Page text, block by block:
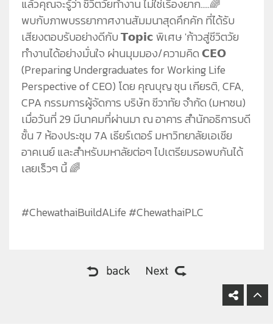
แล้วคุณจะรู้ว่า ชีวิตวัยทำงาน ไม่ใช่เรื่องยาก.....🌈
พบกับภาพบรรยากาศงานสัมมนาสุดคึกคัก ที่ได้รับ
เสียงตอบรับอย่างดีกับ 𝗧𝗼𝗽𝗶𝗰 พิเศษ 'ก้าวสู่ชีวิตวัย
ทำงานได้อย่างมั่นใจ ผ่านมุมมอง/ความคิด 𝗖𝗘𝗢
(Preparing Undergraduates for Working Life
Perspective of CEO) โดย คุณบุญ ชุน เกียรติ, CFA,
CPA กรรมการผู้จัดการ บริษัท ชีวาทัย จำกัด (มหาชน)
เมื่อวันที่ 29 มีนาคมที่ผ่านมา ณ อาคาร สำนักอธิการบดี
ชั้น 7 ห้องประชุม 7A เธียร์เตอร์ มหาวิทยาลัยเอเชีย
อาคเนย์ และสำหรับมหาลัยต่อๆ ไปเตรียมรอพบกันได้
เลยเร็วๆ นี้ 🌈
#ChewathaiBuildALife #ChewathaiPLC